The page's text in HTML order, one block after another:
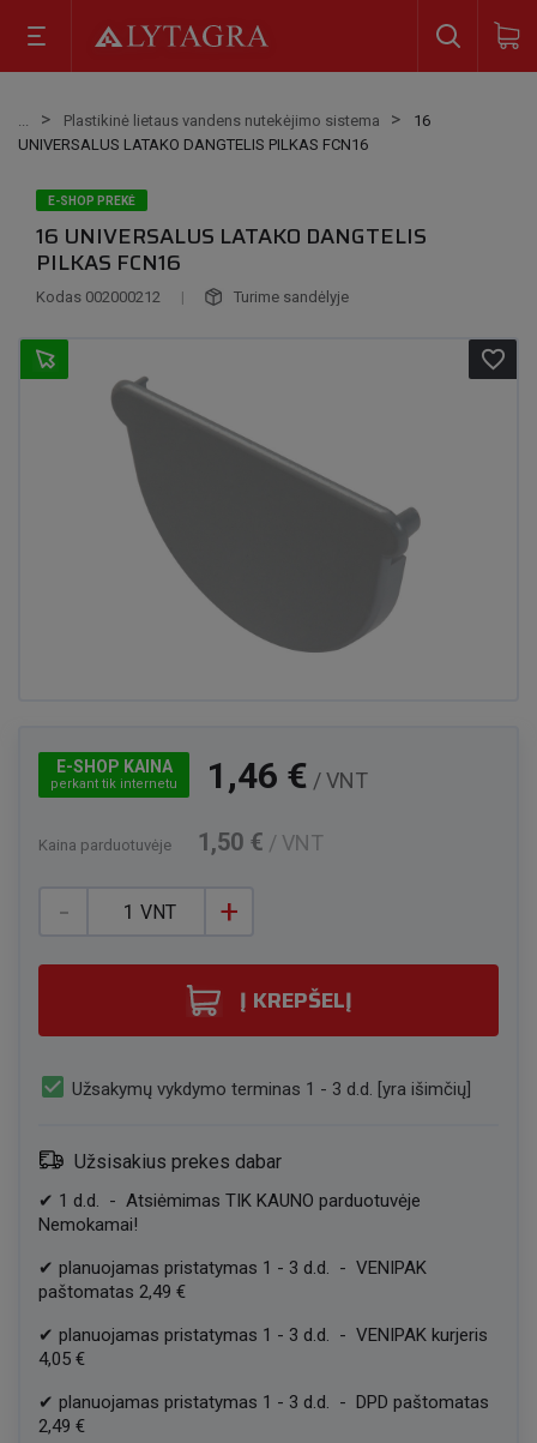
Plastikinė lietaus vandens nutekėjimo sistema
16
UNIVERSALUS LATAKO DANGTELIS PILKAS FCN16
E-SHOP PREKĖ
16 UNIVERSALUS LATAKO DANGTELIS
PILKAS FCN16
Kodas 002000212 | Turime sandėlyje
favorite_border
E-SHOP KAINA
perkant tik internetu 1,46 € / VNT
Kaina parduotuvėje 1,50 € / VNT
- +
VNT
Į KREPŠELĮ
check_box Užsakymų vykdymo terminas 1 - 3 d.d. [yra išimčių]
Užsisakius prekes dabar
✔ 1 d.d. - Atsiėmimas TIK KAUNO parduotuvėje
Nemokamai!
✔ planuojamas pristatymas 1 - 3 d.d. - VENIPAK
paštomatas 2,49 €
✔ planuojamas pristatymas 1 - 3 d.d. - VENIPAK kurjeris
4,05 €
✔ planuojamas pristatymas 1 - 3 d.d. - DPD paštomatas
2,49 €